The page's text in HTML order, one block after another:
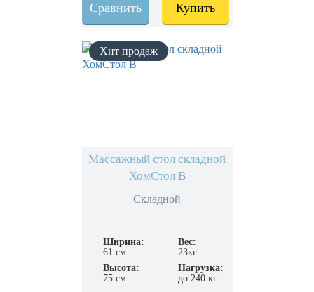
Сравнить Купить
Массажный стол складной
ХомСтол B
Складной
Ширина:
61 см.
Вес:
23кг.
Высота:
75 см
Нагрузка:
до 240 кг.